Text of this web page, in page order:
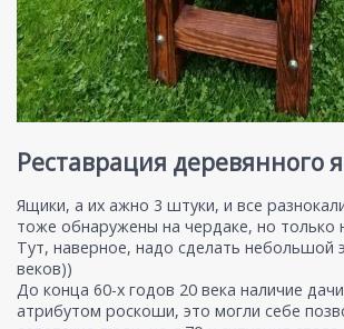
Реставрация деревянного
Ящики, а их ажно 3 штуки, и все
тоже обнаружены на чердаке, но только
Тут, наверное, надо сделать небольшой
веков))
До конца 60-х годов 20 века наличие
атрибутом роскоши, это могли себе